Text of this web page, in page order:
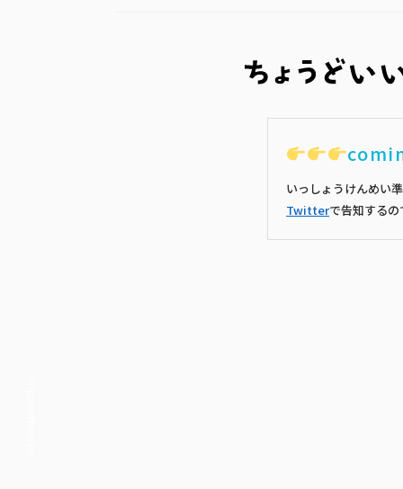
いっしょうけんめい
Twitterで告知する